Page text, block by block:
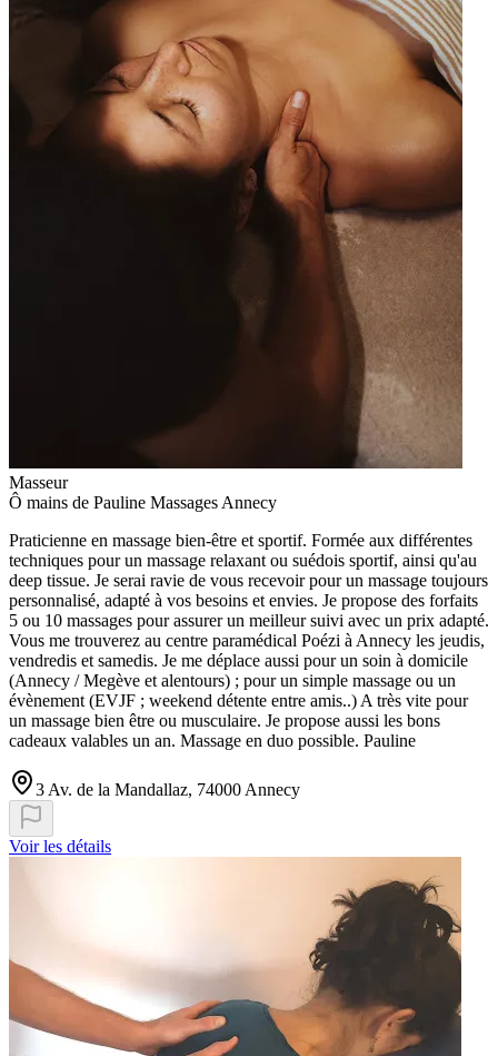
Masseur
Ô mains de Pauline Massages Annecy
Praticienne en massage bien-être et sportif. Formée aux différentes
techniques pour un massage relaxant ou suédois sportif, ainsi qu'au
deep tissue. Je serai ravie de vous recevoir pour un massage toujours
personnalisé, adapté à vos besoins et envies. Je propose des forfaits
5 ou 10 massages pour assurer un meilleur suivi avec un prix adapté.
Vous me trouverez au centre paramédical Poézi à Annecy les jeudis,
vendredis et samedis. Je me déplace aussi pour un soin à domicile
(Annecy / Megève et alentours) ; pour un simple massage ou un
évènement (EVJF ; weekend détente entre amis..) A très vite pour
un massage bien être ou musculaire. Je propose aussi les bons
cadeaux valables un an. Massage en duo possible. Pauline
3 Av. de la Mandallaz, 74000 Annecy
Voir les détails